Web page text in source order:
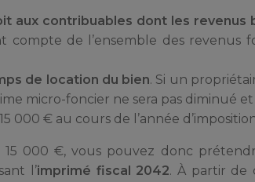
aux contribuables dont les revenus
compte de l’ensemble des revenus
de location du bien. Si un
micro-foncier ne sera pas diminué et
000 € au cours de l’année
000 €, vous pouvez donc
l’imprimé fiscal 2042. À partir de